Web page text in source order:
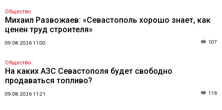
Общество
Михаил Развожаев: «Севастополь хорошо знает, как
ценен труд строителя»
09.08.2026 11:00 107
Общество
На каких АЗС Севастополя будет свободно
продаваться топливо?
09.08.2026 11:21 116